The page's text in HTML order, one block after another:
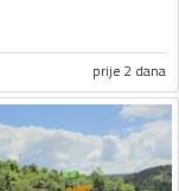
prije 2 dana